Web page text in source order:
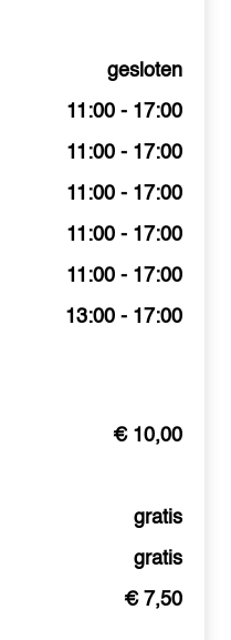
gesloten
11:00 - 17:00
11:00 - 17:00
11:00 - 17:00
11:00 - 17:00
11:00 - 17:00
13:00 - 17:00
€ 10,00
gratis
gratis
€ 7,50